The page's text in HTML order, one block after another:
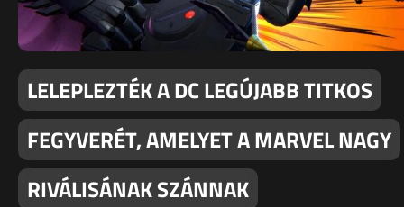
LELEPLEZTÉK A DC LEGÚJABB TITKOS
FEGYVERÉT, AMELYET A MARVEL NAGY
RIVÁLISÁNAK SZÁNNAK